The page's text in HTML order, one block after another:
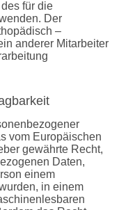
für die
Der
–
anderer Mitarbeiter
vom Europäischen
gewährte Recht,
Daten,
einem
in einem